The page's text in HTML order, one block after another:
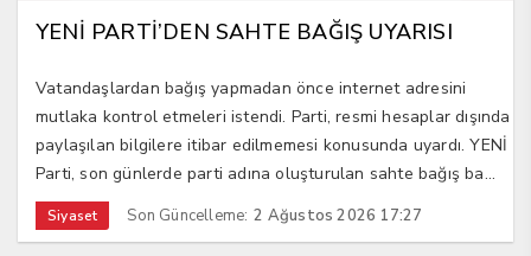
YENİ PARTİ’DEN SAHTE BAĞIŞ UYARISI
Vatandaşlardan bağış yapmadan önce internet adresini
mutlaka kontrol etmeleri istendi. Parti, resmi hesaplar dışında
paylaşılan bilgilere itibar edilmemesi konusunda uyardı. YENİ
Parti, son günlerde parti adına oluşturulan sahte bağış ba...
Siyaset Son Güncelleme: 2 Ağustos 2026 17:27